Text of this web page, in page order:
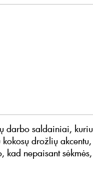
darbo saldainiai,
drožlių akcentu,
kad nepaisant